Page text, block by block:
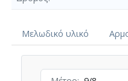
Μελωδικό υλικό